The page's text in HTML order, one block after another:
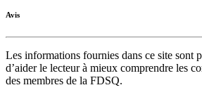
Avis
Les informations fournies dans ce site sont
d’aider le lecteur à mieux comprendre les
des membres de la FDSQ.